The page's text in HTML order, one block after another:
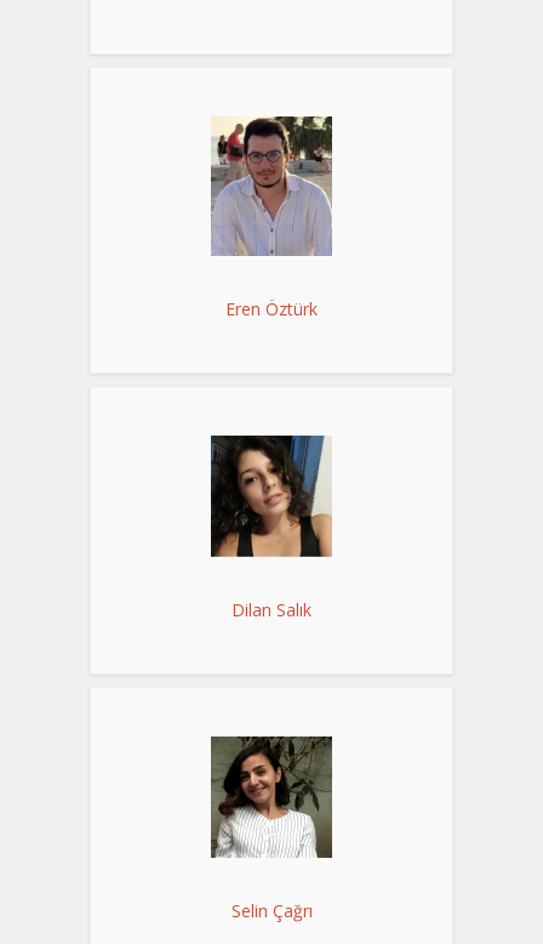
Eren Öztürk
Dilan Salık
Selin Çağrı